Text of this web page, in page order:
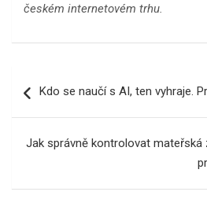
českém internetovém trhu.
proKdo se naučí s AI, ten vyhraje.
Jak správně kontrolovat mateřská